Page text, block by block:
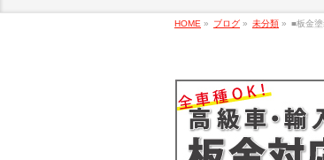
HOME » ブログ » 未分類 » ■板金